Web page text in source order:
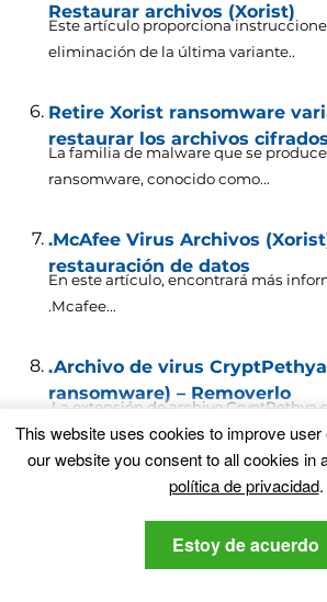
Restaurar archivos (Xorist)
Este artículo proporciona
eliminación de la última variante..
Retire Xorist ransomware
restaurar los archivos cifrados
La familia de malware que se
ransomware, conocido como...
.McAfee Virus Archivos
restauración de datos
En este artículo, encontrará más
.Mcafee...
.Archivo de virus
ransomware) – Removerlo
.La extensión de archivo CryptPethya
sus archivos?...
Su dirección de correo electrónico
Los campos necesarios
This website uses cookies to improve user
our website you consent to all cookies in
política de privacidad.
Estoy de acuerdo